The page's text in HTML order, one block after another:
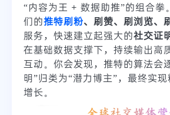
“内容为王 + 数据助推”的组合拳
们的推特刷粉、刷赞、刷浏览、
服务，快速建立起强大的社交证
在基础数据支撑下，持续输出高
互动。你会发现，推特的算法会
明”归类为“潜力博主”，最终实
增长。